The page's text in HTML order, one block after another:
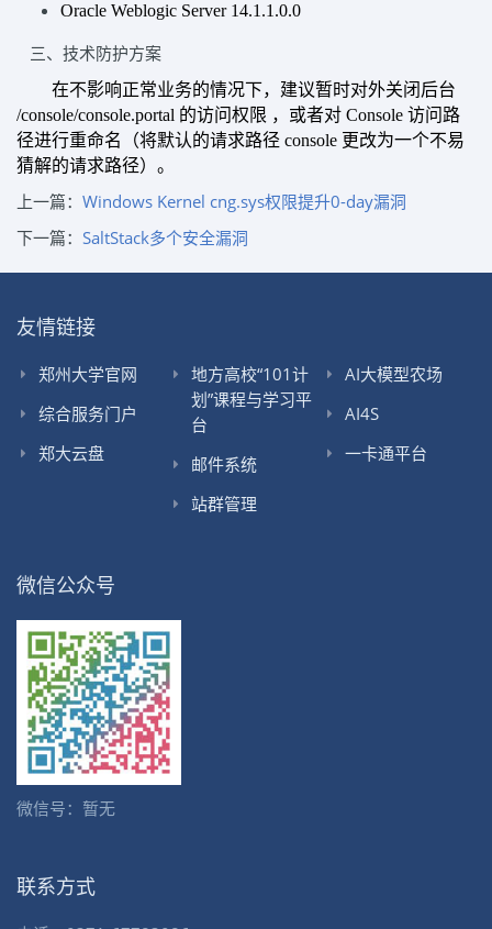
Oracle Weblogic Server 14.1.1.0.0
三、技术防护方案
在不影响正常业务的情况下，建议暂时对外关闭后台
/console/console.portal 的访问权限 ， 或者对 Console 访问路
径进行重命名（将默认的请求路径 console 更改为一个不易
猜解的请求路径）。
上一篇： Windows Kernel cng.sys权限提升0-day漏洞
下一篇： SaltStack多个安全漏洞
友情链接
郑州大学官网
综合服务门户
郑大云盘
地方高校“101计
划”课程与学习平
台
邮件系统
站群管理
AI大模型农场
AI4S
一卡通平台
微信公众号
微信号：暂无
联系方式